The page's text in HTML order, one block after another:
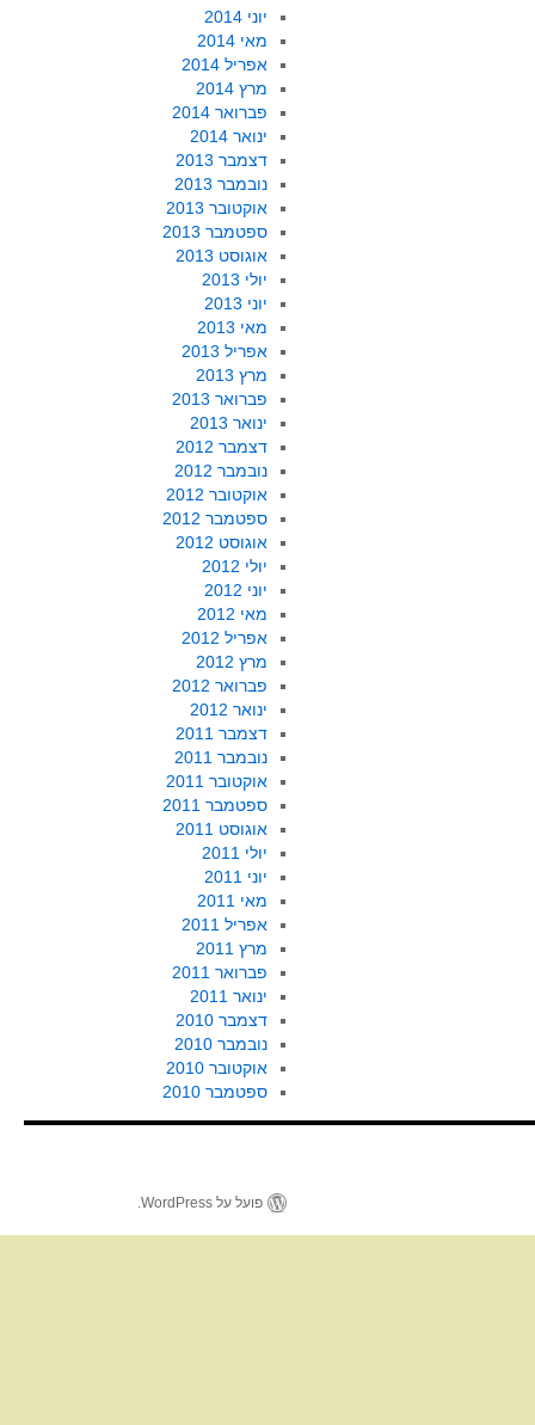
יוני 2014
מאי 2014
אפריל 2014
מרץ 2014
פברואר 2014
ינואר 2014
דצמבר 2013
נובמבר 2013
אוקטובר 2013
ספטמבר 2013
אוגוסט 2013
יולי 2013
יוני 2013
מאי 2013
אפריל 2013
מרץ 2013
פברואר 2013
ינואר 2013
דצמבר 2012
נובמבר 2012
אוקטובר 2012
ספטמבר 2012
אוגוסט 2012
יולי 2012
יוני 2012
מאי 2012
אפריל 2012
מרץ 2012
פברואר 2012
ינואר 2012
דצמבר 2011
נובמבר 2011
אוקטובר 2011
ספטמבר 2011
אוגוסט 2011
יולי 2011
יוני 2011
מאי 2011
אפריל 2011
מרץ 2011
פברואר 2011
ינואר 2011
דצמבר 2010
נובמבר 2010
אוקטובר 2010
ספטמבר 2010
פועל על WordPress.